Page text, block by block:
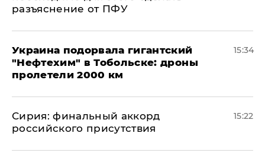
разъяснение от ПФУ
Украина подорвала гигантский
"Нефтехим" в Тобольске: дроны
пролетели 2000 км
15:34
​Сирия: финальный аккорд
российского присутствия
15:22